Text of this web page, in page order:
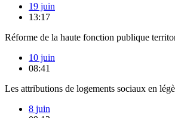
19 juin
13:17
Réforme de la haute fonction publique
10 juin
08:41
Les attributions de logements sociaux en
8 juin